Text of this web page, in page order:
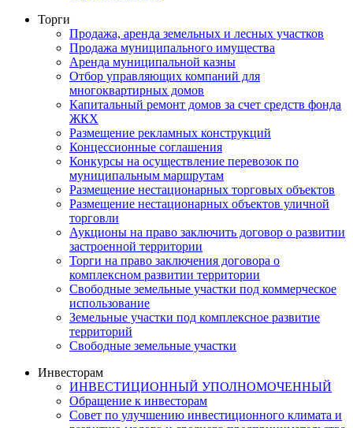
Торги
Продажа, аренда земельных и лесных участков
Продажа муниципального имущества
Аренда муниципальной казны
Отбор управляющих компаний для
многоквартирных домов
Капитальный ремонт домов за счет средств фонда
ЖКХ
Размещение рекламных конструкций
Концессионные соглашения
Конкурсы на осуществление перевозок по
муниципальным маршрутам
Размещение нестационарных торговых объектов
Размещение нестационарных объектов уличной
торговли
Аукционы на право заключить договор о развитии
застроенной территории
Торги на право заключения договора о
комплексном развитии территории
Свободные земельные участки под коммерческое
использование
Земельные участки под комплексное развитие
территорий
Свободные земельные участки
Инвесторам
ИНВЕСТИЦИОННЫЙ УПОЛНОМОЧЕННЫЙ
Обращение к инвесторам
Совет по улучшению инвестиционного климата и